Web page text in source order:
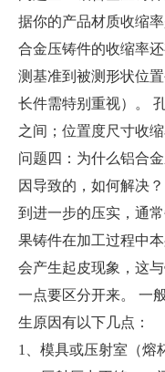
据你的产品材质收缩
合金压铸件的收缩率
测基准到被测形状位
长件需特别重视）。
之间；位置度尺寸收
问题四：为什么铝合
因导致的，如何解决
到进一步的压实，通
果铸件在加工过程中
会产生起皮现象，这
一点要区分开来。 一
生原因有以下几点：
1、模具或压射室（熔